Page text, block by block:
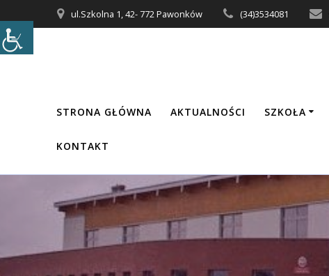
do
treści
ul.Szkolna 1, 42- 772 Pawonków (34)3534081
STRONA GŁÓWNA AKTUALNOŚCI SZKOŁA
KONTAKT